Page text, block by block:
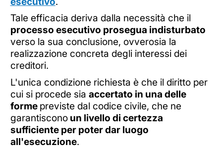
Tale efficacia deriva dalla necessità che il
processo esecutivo prosegua indisturbato
verso la sua conclusione, ovverosia la
realizzazione concreta degli interessi dei
creditori.
L'unica condizione richiesta è che il diritto per
cui si procede sia accertato in una delle
forme previste dal codice civile, che ne
garantisconoun livello di certezza
sufficiente per poter dar luogo
all'esecuzione.